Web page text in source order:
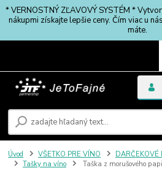
* VERNOSTNÝ ZĽAVOVÝ SYSTÉM *
nákupmi získajte lepšie ceny. Čím viac u
máte.
Úvod VŠETKO PRE VÍNO DARČEKOVÉ
Tašky na víno
Taška z morušového